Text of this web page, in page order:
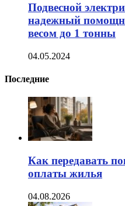
Подвесной
надежный
весом до 1 тонны
04.05.2024
Последние
Как передавать
оплаты жилья
04.08.2026